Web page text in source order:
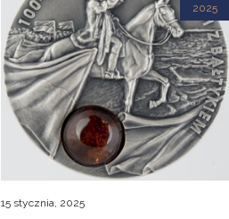
2025
15 stycznia, 2025